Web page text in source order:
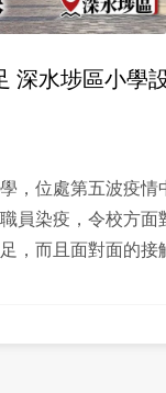
深水埗區小學
，位處第五波疫情
員染疫，令校方面
，而且面對面的接